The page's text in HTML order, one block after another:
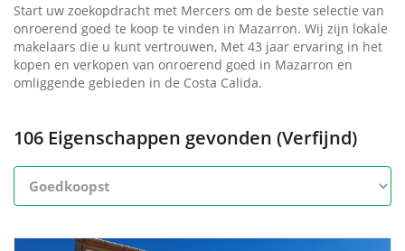
Start uw zoekopdracht met Mercers om de beste selectie van
onroerend goed te koop te vinden in Mazarron. Wij zijn lokale
makelaars die u kunt vertrouwen, Met 43 jaar ervaring in het
kopen en verkopen van onroerend goed in Mazarron en
omliggende gebieden in de Costa Calida.
106 Eigenschappen gevonden (Verfijnd)